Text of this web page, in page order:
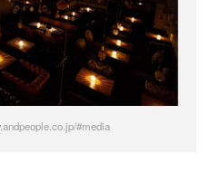
#media